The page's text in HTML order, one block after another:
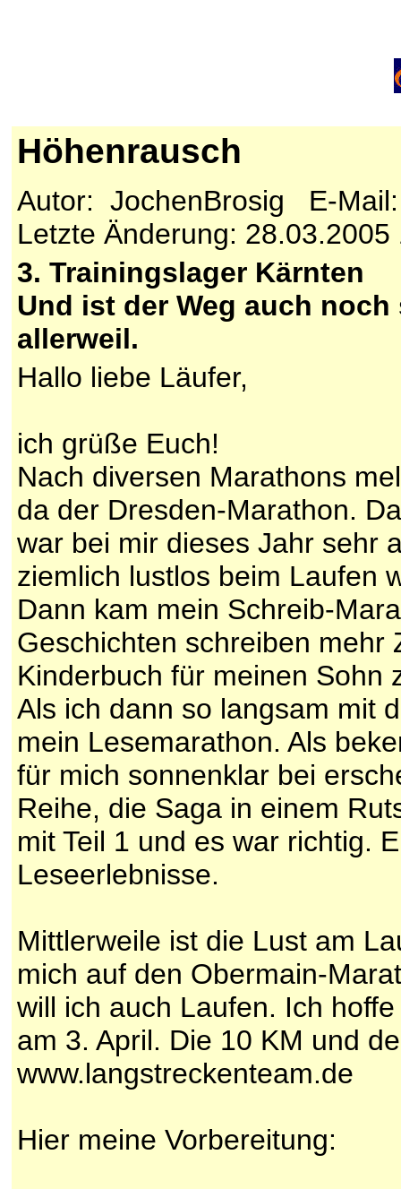
Höhenrausch
Autor: JochenBrosig E-
Letzte Änderung: 28.03.2005
3. Trainingslager Kärnten
Und ist der Weg auch
allerweil.
Hallo liebe Läufer,
ich grüße Euch!
Nach diversen Marathons
da der Dresden-Marathon.
war bei mir dieses Jahr sehr
ziemlich lustlos beim Laufen
Dann kam mein Schreib-
Geschichten schreiben mehr
Kinderbuch für meinen Sohn
Als ich dann so langsam mit
mein Lesemarathon. Als
für mich sonnenklar bei
Reihe, die Saga in einem
mit Teil 1 und es war richtig.
Leseerlebnisse.
Mittlerweile ist die Lust am
mich auf den Obermain-
will ich auch Laufen. Ich
am 3. April. Die 10 KM und
www.langstreckenteam.de
Hier meine Vorbereitung: